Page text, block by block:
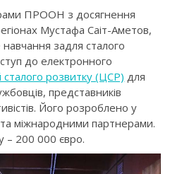
ПРООН з досягнення
Мустафа Саіт-Аметов,
задля сталого
до електронного
сталого розвитку (ЦСР) для
представників
Його розроблено у
та міжнародними партнерами.
– 200 000 євро.